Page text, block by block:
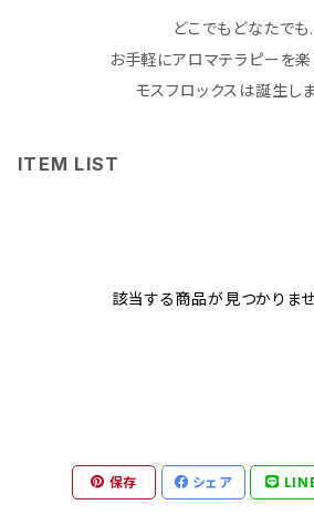
どこでもどなたで
お手軽にアロマテラピーを楽
モスフロックスは誕生し
ITEM LIST
該当する商品が見つかりませ
保存 シェア